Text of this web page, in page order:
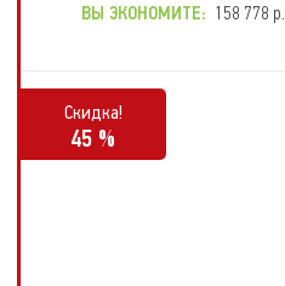
ВЫ ЭКОНОМИТЕ: 158 778 р.
Скидка!
45 %